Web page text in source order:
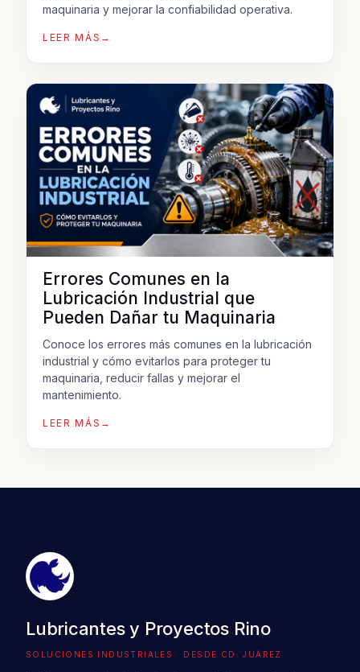
maquinaria y mejorar la confiabilidad operativa.
LEER MÁS →
Errores Comunes en la
Lubricación Industrial que
Pueden Dañar tu Maquinaria
Conoce los errores más comunes en la lubricación
industrial y cómo evitarlos para proteger tu
maquinaria, reducir fallas y mejorar el
mantenimiento.
LEER MÁS →
Lubricantes y Proyectos Rino
SOLUCIONES INDUSTRIALES · DESDE CD. JUÁREZ